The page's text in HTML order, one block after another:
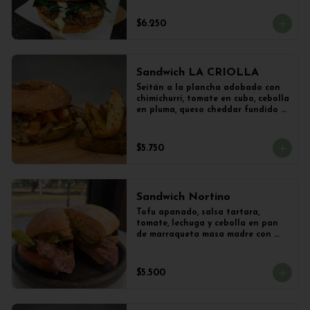
salteados con cebolla
caramelizada y lechuga con
$6.250
Sandwich LA CRIOLLA
Seitán a la plancha adobado con
chimichurri, tomate en cubo, cebolla
en pluma, queso cheddar fundido y
$5.750
Sandwich Nortino
Tofu apanado, salsa tartara,
tomate, lechuga y cebolla en pan
de marraqueta masa madre con
$5.500